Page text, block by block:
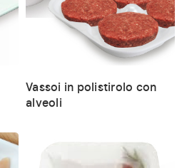
Vassoi in polistirolo con
alveoli